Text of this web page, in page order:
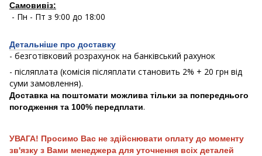
Самовивіз:
- Пн - Пт з 9:00 до 18:00
Детальніше про доставку
- безготівковий розрахунок на банківський рахунок
- післяплата (комісія післяплати становить 2% + 20 грн від
суми замовлення).
Доставка на поштомати можлива тільки за попереднього
погодження та 100% передплати.
УВАГА! Просимо Вас не здійснювати оплату до моменту
зв'язку з Вами менеджера для уточнення всіх деталей